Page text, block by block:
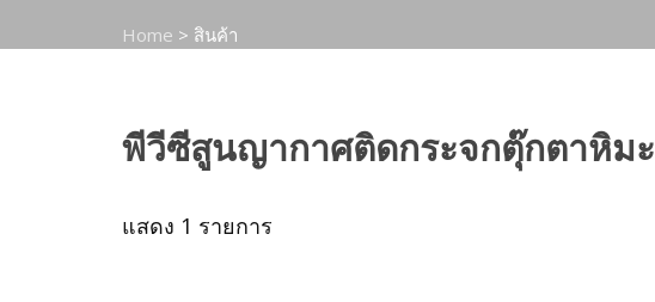
Home > สินค้า
พีวีซีสูนญากาศติดกระจกตุ๊กตาหิมะ
แสดง 1 รายการ